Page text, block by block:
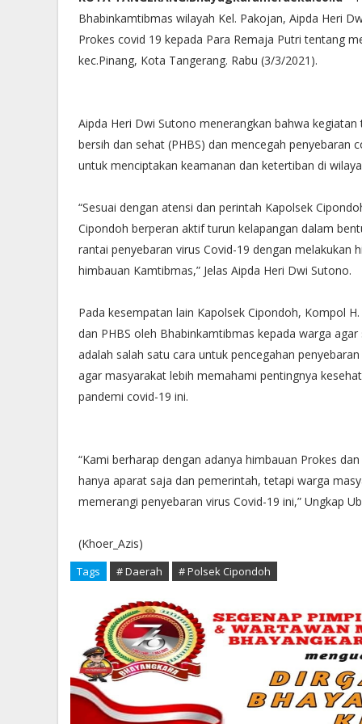
Bhabinkamtibmas wilayah Kel. Pakojan, Aipda Heri
Prokes covid 19 kepada Para Remaja Putri tentang
kec.Pinang, Kota Tangerang. Rabu (3/3/2021).
Aipda Heri Dwi Sutono menerangkan bahwa
bersih dan sehat (PHBS) dan mencegah penyebaran
untuk menciptakan keamanan dan ketertiban di
“Sesuai dengan atensi dan perintah Kapolsek
Cipondoh berperan aktif turun kelapangan dalam
rantai penyebaran virus Covid-19 dengan melakukan
himbauan Kamtibmas,” Jelas Aipda Heri Dwi Sutono.
Pada kesempatan lain Kapolsek Cipondoh, Kompol
dan PHBS oleh Bhabinkamtibmas kepada warga
adalah salah satu cara untuk pencegahan
agar masyarakat lebih memahami pentingnya
pandemi covid-19 ini.
“Kami berharap dengan adanya himbauan Prokes
hanya aparat saja dan pemerintah, tetapi warga
memerangi penyebaran virus Covid-19 ini,” Ungkap
(Khoer_Azis)
Tags # Daerah # Polsek Cipondoh